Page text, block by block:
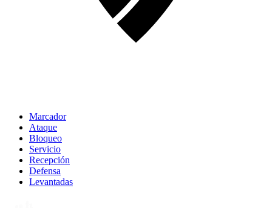
Marcador
Ataque
Bloqueo
Servicio
Recepción
Defensa
Levantadas